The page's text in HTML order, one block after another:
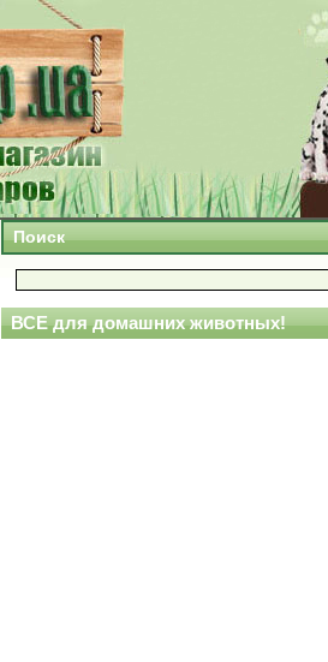
Поиск
ВСЕ для домашних животных!